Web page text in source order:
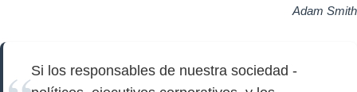
Adam Smith
Si los responsables de nuestra sociedad -